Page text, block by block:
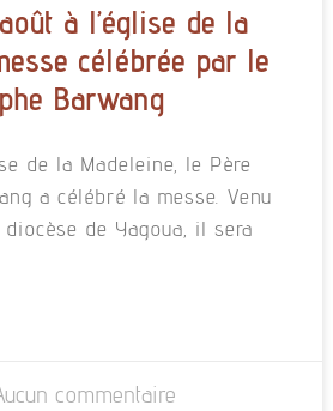
à l’église de la
célébrée par le
Barwang
de la Madeleine, le Père
a célébré la messe. Venu
diocèse de Yagoua, il sera
commentaire